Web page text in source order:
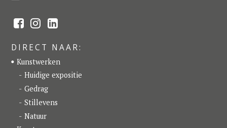
F
a
e
b
o
o
k
t
a
g
r
a
m
L
i
k
e
d
I
n
DIRECT NAAR:
Kunstwerken
Huidige expositie
Gedrag
Stillevens
Natuur